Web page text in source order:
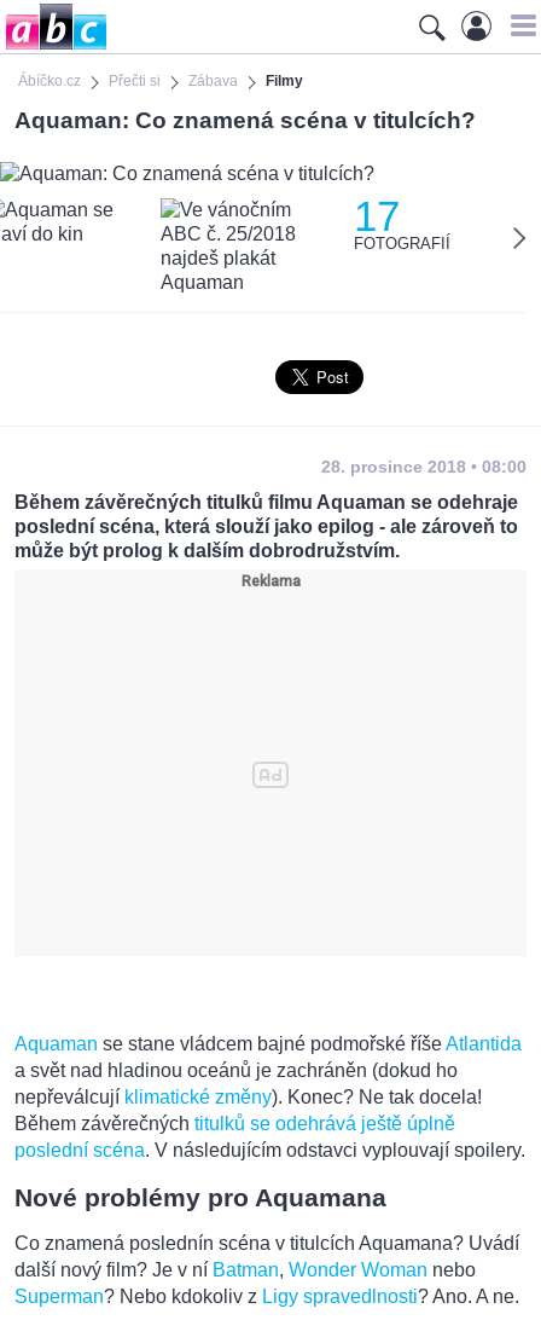
Ábíčko.cz Přečti si Zábava Filmy
Aquaman: Co znamená scéna v titulcích?
17
FOTOGRAFIÍ
28. prosince 2018 • 08:00
Během závěrečných titulků filmu Aquaman se odehraje
poslední scéna, která slouží jako epilog - ale zároveň to
může být prolog k dalším dobrodružstvím.
Aquaman se stane vládcem bajné podmořské říšeAtlantida
a svět nad hladinou oceánů je zachráněn (dokud ho
nepřeválcují klimatické změny). Konec? Ne tak docela!
Během závěrečných titulků se odehrává ještě úplně
poslední scéna. V následujícím odstavci vyplouvají spoilery.
Nové problémy pro Aquamana
Co znamená poslednín scéna v titulcích Aquamana? Uvádí
další nový film? Je v ní Batman, Wonder Woman nebo
Superman? Nebo kdokoliv z Ligy spravedlnosti? Ano. A ne.